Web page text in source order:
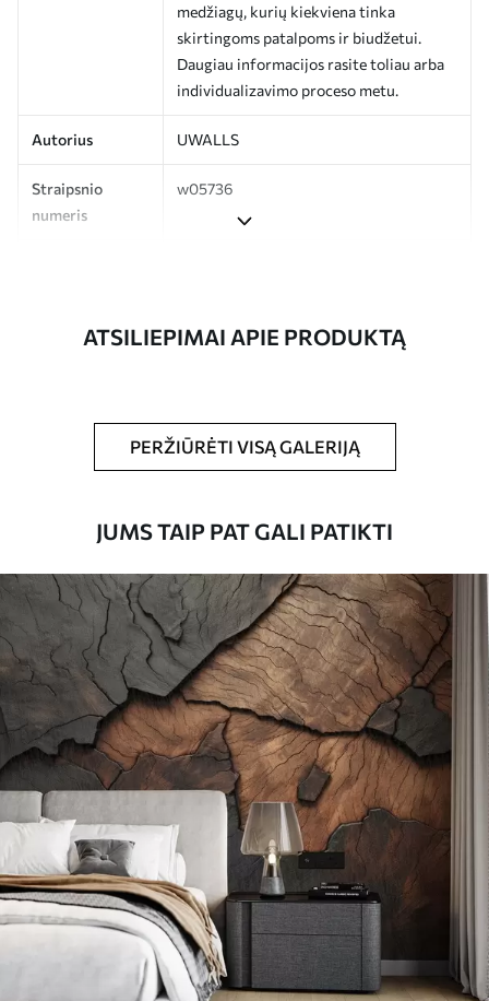
medžiagų, kurių kiekviena tinka
skirtingoms patalpoms ir biudžetui.
Daugiau informacijos rasite toliau arba
individualizavimo proceso metu.
Autorius UWALLS
Straipsnio
numeris
w05736
Tapetus galima švelniai valyti minkšta
kempine. Lakuotus tapetus galima valyti
Taikymo būdas Sklandus taikymas
Turimos medžiagos
Standartas
45.00 27 .00€/m²
Premiumas
56.6734.00€/m²
Premium vinilas
65.0039.00€/m²
Peel and Stick
/m²
ATSILIEPIMAI APIE PRODUKTĄ
PERŽIŪRĖTI VISĄ GALERIJĄ
JUMS TAIP PAT GALI PATIKTI